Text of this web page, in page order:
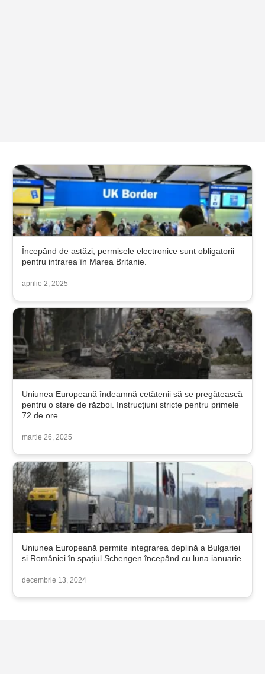
Începând de astăzi, permisele electronice sunt obligatorii
pentru intrarea în Marea Britanie.
aprilie 2, 2025
Uniunea Europeană îndeamnă cetățenii să se pregătească
pentru o stare de război. Instrucțiuni stricte pentru primele
72 de ore.
martie 26, 2025
Uniunea Europeană permite integrarea deplină a Bulgariei
și României în spațiul Schengen începând cu luna ianuarie
decembrie 13, 2024